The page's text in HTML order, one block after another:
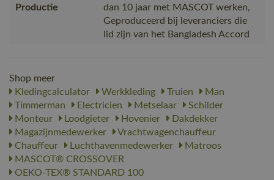
Productie
dan 10 jaar met MASCOT werken,
Geproduceerd bij leveranciers die
lid zijn van het Bangladesh Accord
Shop meer
Kledingcalculator
Werkkleding Truien
Man
Timmerman
Electricien Metselaar
Schilder
Monteur
Loodgieter Hovenier
Dakdekker
Magazijnmedewerker
Vrachtwagenchauffeur
Chauffeur
Luchthavenmedewerker
Matroos
MASCOT® CROSSOVER
OEKO-TEX® STANDARD 100